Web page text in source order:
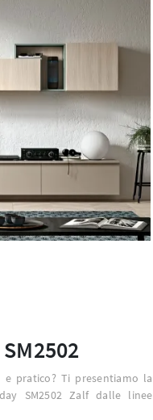
pratico? Ti presentiamo la
SM2502 Zalf dalle linee